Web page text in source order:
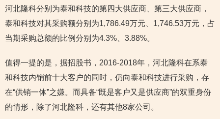
河北隆科分别为泰和科技的第四大供应商、第三大供应商，
泰和科技对其采购额分别为1,786.49万元、1,746.53万元，占
当期采购总额的比例分别为4.3%、3.88%。
值得一提的是，据招股书，2016-2018年，河北隆科在系泰
和科技内销前十大客户的同时，仍向泰和科技进行采购，存
在“供销一体”之嫌。而具备“既是客户又是供应商”的双重身份
的情形，除了河北隆科，还有其他8家公司。